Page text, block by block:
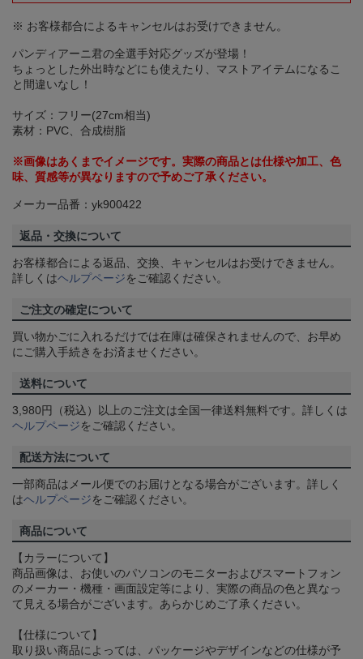
※ お客様都合によるキャンセルはお受けできません。
パンディアーニ君の全選手対応グッズが登場！
ちょっとした外出時などにも使えたり、マストアイテムになるこ
と間違いなし！
サイズ：フリー(27cm相当)
素材：PVC、合成樹脂
※画像はあくまでイメージです。実際の商品とは仕様や加工、色
味、質感等が異なりますので予めご了承ください。
メーカー品番：yk900422
返品・交換について
お客様都合による返品、交換、キャンセルはお受けできません。
詳しくはヘルプページをご確認ください。
ご注文の確定について
買い物かごに入れるだけでは在庫は確保されませんので、お早め
にご購入手続きをお済ませください。
送料について
3,980円（税込）以上のご注文は全国一律送料無料です。詳しくは
ヘルプページをご確認ください。
配送方法について
一部商品はメール便でのお届けとなる場合がございます。詳しく
はヘルプページをご確認ください。
商品について
【カラーについて】
商品画像は、お使いのパソコンのモニターおよびスマートフォン
のメーカー・機種・画面設定等により、実際の商品の色と異なっ
て見える場合がございます。あらかじめご了承ください。
【仕様について】
取り扱い商品によっては、パッケージやデザインなどの仕様が予